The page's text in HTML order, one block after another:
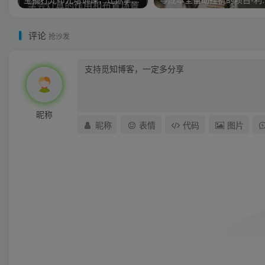
评论 抢沙发
昵称
昵称
表情 代码 图片